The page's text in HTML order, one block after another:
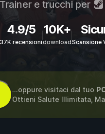
Trainer e trucchi per
4.9/5
37K recensioni
10K+
downloadScansione
...oppure visitaci dal tuo
Ottieni Salute Illimitata,